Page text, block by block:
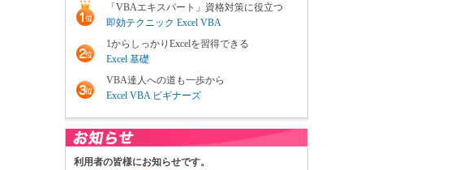
「VBAエキスパート」資格対策に役立つ
即効テクニック Excel VBA
1からしっかりExcelを習得できる
Excel 基礎
VBA達人への道も一歩から
Excel VBA ビギナーズ
利用者の皆様にお知らせです。